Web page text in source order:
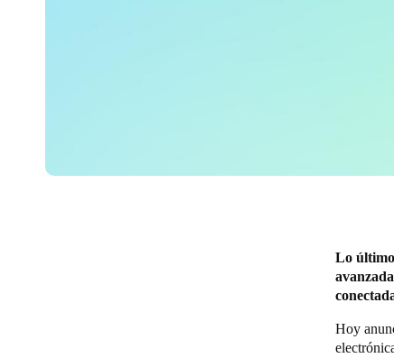
Lo último
Hoy